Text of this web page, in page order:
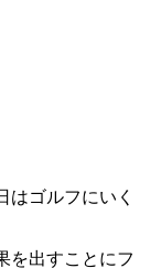
はゴルフにいく
を出すことにフ